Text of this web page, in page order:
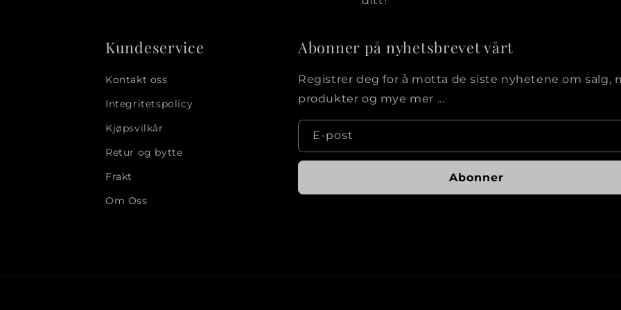
Kundeservice
Kontakt oss
Integritetspolicy
Kjøpsvilkår
Retur og bytte
Frakt
Om Oss
Abonner på nyhetsbrevet vårt
Registrer deg for å motta de siste nyhetene om salg,
produkter og mye mer ...
E-post
Abonner